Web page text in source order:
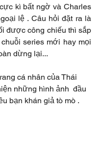
kì bất ngờ và Charles
lệ . Câu hỏi đặt ra là
được công chiếu thì sắp
series mới hay mọi
dừng lại...
cá nhân của Thái
những hình ảnh  đầu
bạn khán giả tò mò .